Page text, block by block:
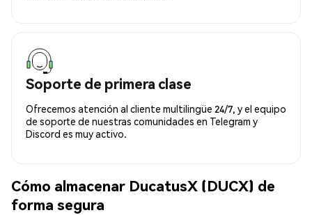
Soporte de primera clase
Ofrecemos atención al cliente multilingüe 24/7, y el equipo
de soporte de nuestras comunidades en Telegram y
Discord es muy activo.
Cómo almacenar DucatusX (DUCX) de
forma segura